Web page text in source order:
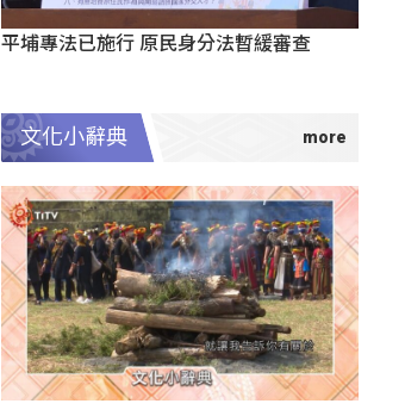
平埔專法已施行 原民身分法暫緩審查
文化小辭典